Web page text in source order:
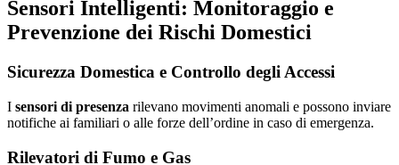
Sensori Intelligenti: Monitoraggio e
Prevenzione dei Rischi Domestici
Sicurezza Domestica e Controllo degli Accessi
I sensori di presenza rilevano movimenti anomali e possono inviare
notifiche ai familiari o alle forze dell’ordine in caso di emergenza.
Rilevatori di Fumo e Gas